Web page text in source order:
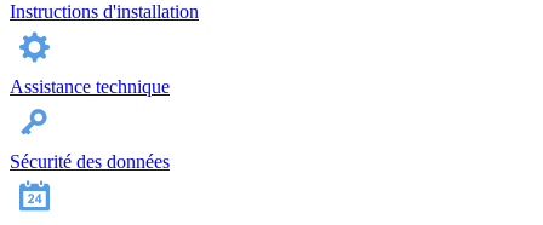
Instructions d'installation
Assistance technique
Sécurité des données